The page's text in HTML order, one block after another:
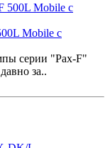
Mobile c
серии "Pax-F"
за..